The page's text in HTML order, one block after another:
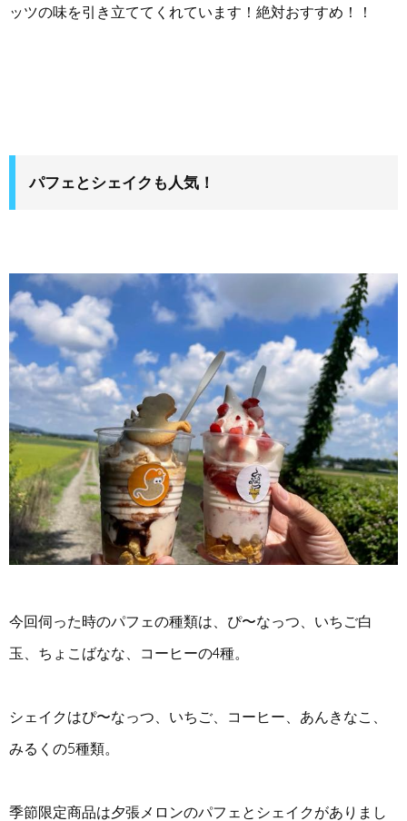
ッツの味を引き立ててくれています！絶対おすすめ！！
パフェとシェイクも人気！
今回伺った時のパフェの種類は、ぴ〜なっつ、いちご白
玉、ちょこばなな、コーヒーの4種。
シェイクはぴ〜なっつ、いちご、コーヒー、あんきなこ、
みるくの5種類。
季節限定商品は夕張メロンのパフェとシェイクがありまし